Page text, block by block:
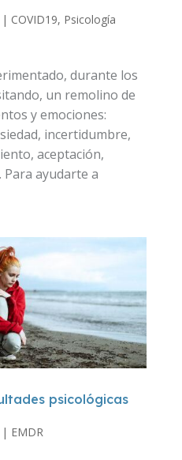
| COVID19, Psicología
durante los
un remolino de
y emociones:
incertidumbre,
aceptación,
ayudarte a
psicológicas
| EMDR